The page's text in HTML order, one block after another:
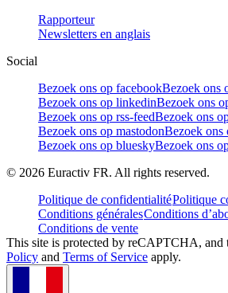
Rapporteur
Newsletters en anglais
Social
Bezoek ons op facebookBezoek ons
Bezoek ons op linkedinBezoek ons
Bezoek ons op rss-feedBezoek ons
Bezoek ons op mastodonBezoek ons
Bezoek ons op blueskyBezoek ons
© 2026 Euractiv FR. All rights reserved.
Politique de confidentialitéPolitique
Conditions généralesConditions
Conditions de vente
This site is protected by reCAPTCHA, and
Policy and Terms of Service apply.